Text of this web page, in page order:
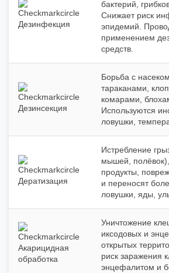
Дезинфекция
бактерий,
Снижает риск
эпидемий.
применением
средств.
Дезинсекция
Борьба с
тараканами,
комарами,
Используются
ловушки,
Дератизация
Истребление
мышей,
продукты,
и переносят
ловушки, яды,
Акарицидная
обработка
Уничтожение
иксодовых и
открытых
риск заражения
энцефалитом и